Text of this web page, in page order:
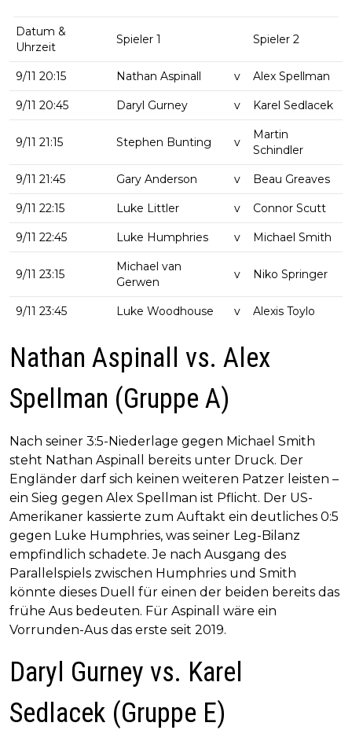
Datum &
Uhrzeit
Spieler 1 Spieler 2
9/11 20:15 Nathan Aspinall v Alex Spellman
9/11 20:45 Daryl Gurney v Karel Sedlacek
9/11 21:15 Stephen Bunting v
Martin
Schindler
9/11 21:45 Gary Anderson v Beau Greaves
9/11 22:15 Luke Littler v Connor Scutt
9/11 22:45 Luke Humphries v Michael Smith
9/11 23:15
Michael van
Gerwen
v Niko Springer
9/11 23:45 Luke Woodhouse v Alexis Toylo
Nathan Aspinall vs. Alex
Spellman (Gruppe A)
Nach seiner 3:5-Niederlage gegen Michael Smith
steht Nathan Aspinall bereits unter Druck. Der
Engländer darf sich keinen weiteren Patzer leisten –
ein Sieg gegen Alex Spellman ist Pflicht. Der US-
Amerikaner kassierte zum Auftakt ein deutliches 0:5
gegen Luke Humphries, was seiner Leg-Bilanz
empfindlich schadete. Je nach Ausgang des
Parallelspiels zwischen Humphries und Smith
könnte dieses Duell für einen der beiden bereits das
frühe Aus bedeuten. Für Aspinall wäre ein
Vorrunden-Aus das erste seit 2019.
Daryl Gurney vs. Karel
Sedlacek (Gruppe E)